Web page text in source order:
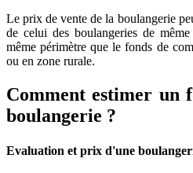
Le prix de vente de la boulangerie
de celui des boulangeries de
même périmètre que le fonds de
ou en zone rurale.
Comment estimer un
boulangerie ?
Evaluation et prix d'une